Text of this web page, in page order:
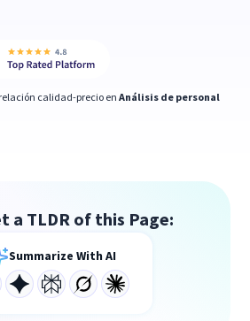
calidad-precio en Análisis de personal
a TLDR of this Page:
Summarize With AI